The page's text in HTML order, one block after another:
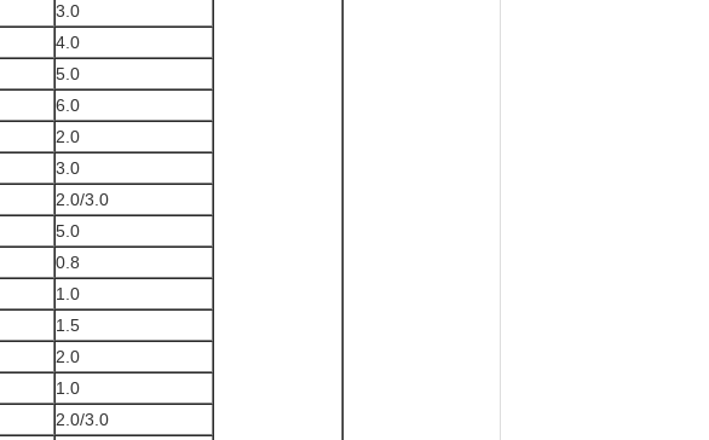
3.0
4.0
5.0
6.0
2.0
3.0
2.0/3.0
5.0
0.8
1.0
1.5
2.0
1.0
2.0/3.0